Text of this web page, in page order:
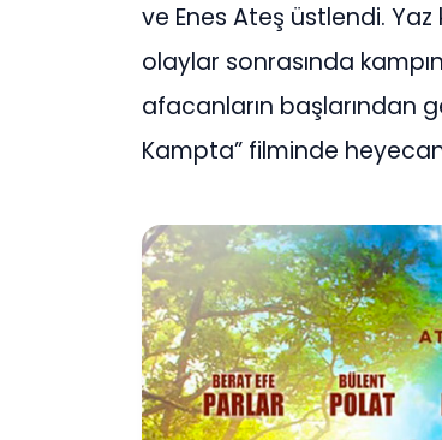
ve Enes Ateş üstlendi. Yaz
olaylar sonrasında
afacanların başlarından
Kampta” filminde